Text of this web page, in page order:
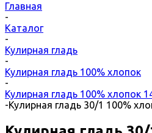
Главная
-
Каталог
-
Кулирная гладь
-
Кулирная гладь 100% хлопок
-
Кулирная гладь 100% хлопок
-Кулирная гладь 30/1 100%